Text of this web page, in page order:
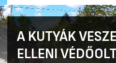
A KUTYÁK
ELLENI